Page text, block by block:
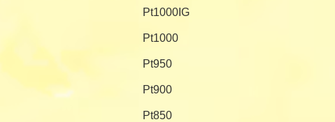
Pt1000IG
Pt1000
Pt950
Pt900
Pt850